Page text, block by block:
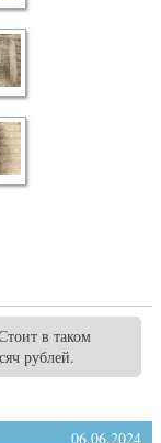
в таком
рублей.
06.06.2024